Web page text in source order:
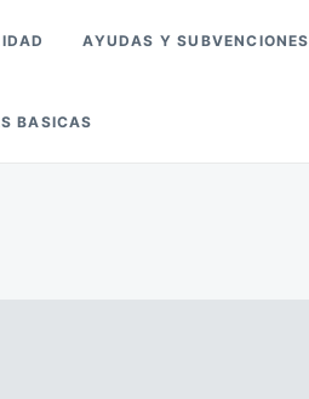
AYUDAS Y SUBVENCIONES
BASICAS